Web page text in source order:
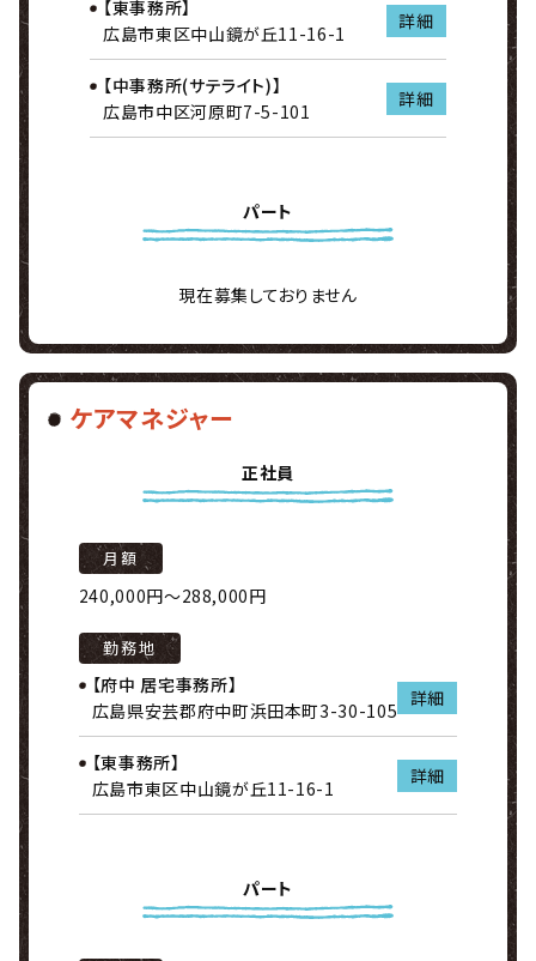
【東事務所】
広島市東区中山鏡が丘11-16-1
詳細
【中事務所(サテライト)】
広島市中区河原町7-5-101
詳細
パート
現在募集しておりません
ケアマネジャー
正社員
月額
240,000円～288,000円
勤務地
【府中 居宅事務所】
広島県安芸郡府中町浜田本町3-30-105
詳細
【東事務所】
広島市東区中山鏡が丘11-16-1
詳細
パート